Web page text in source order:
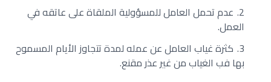
عدم تحمل العامل للمسؤولية الملقاة على عاتقه في
العمل.
كثرة غياب العامل عن عمله لمدة تتجاوز الأيام المسموح
بها فب الغياب من غير عذر مقنع.